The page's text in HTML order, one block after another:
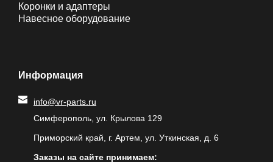
Коронки и адаптеры
Навесное оборудование
Информация
info@vr-parts.ru
Симферополь, ул. Крылова 129
Приморский край, г. Артем, ул. Уткинская, д. 6
Заказы на сайте принимаем: